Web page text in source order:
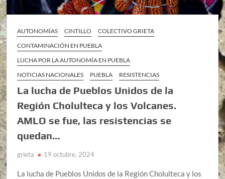
AUTONOMÍAS CINTILLO
COLECTIVO GRIETA
CONTAMINACIÓN EN PUEBLA
LUCHA POR LA AUTONOMÍA EN PUEBLA
NOTICIAS NACIONALES
PUEBLA RESISTENCIAS
La lucha de Pueblos Unidos de la
Región Cholulteca y los Volcanes.
AMLO se fue, las resistencias se
quedan…
grieta 19 octubre, 2024
La lucha de Pueblos Unidos de la Región Cholulteca y los